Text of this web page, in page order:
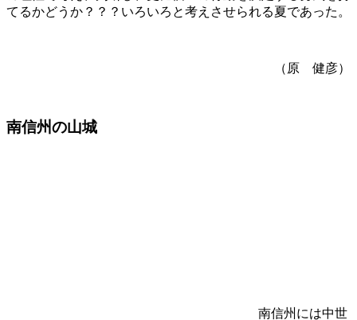
てるかどうか？？？いろいろと考えさせられる夏であった。
（原 健彦）
南信州の山城
南信州には中世